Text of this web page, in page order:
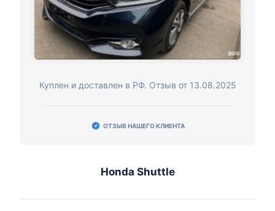
Куплен и доставлен в РФ. Отзыв от 13.08.2025
ОТЗЫВ НАШЕГО КЛИЕНТА
Honda Shuttle